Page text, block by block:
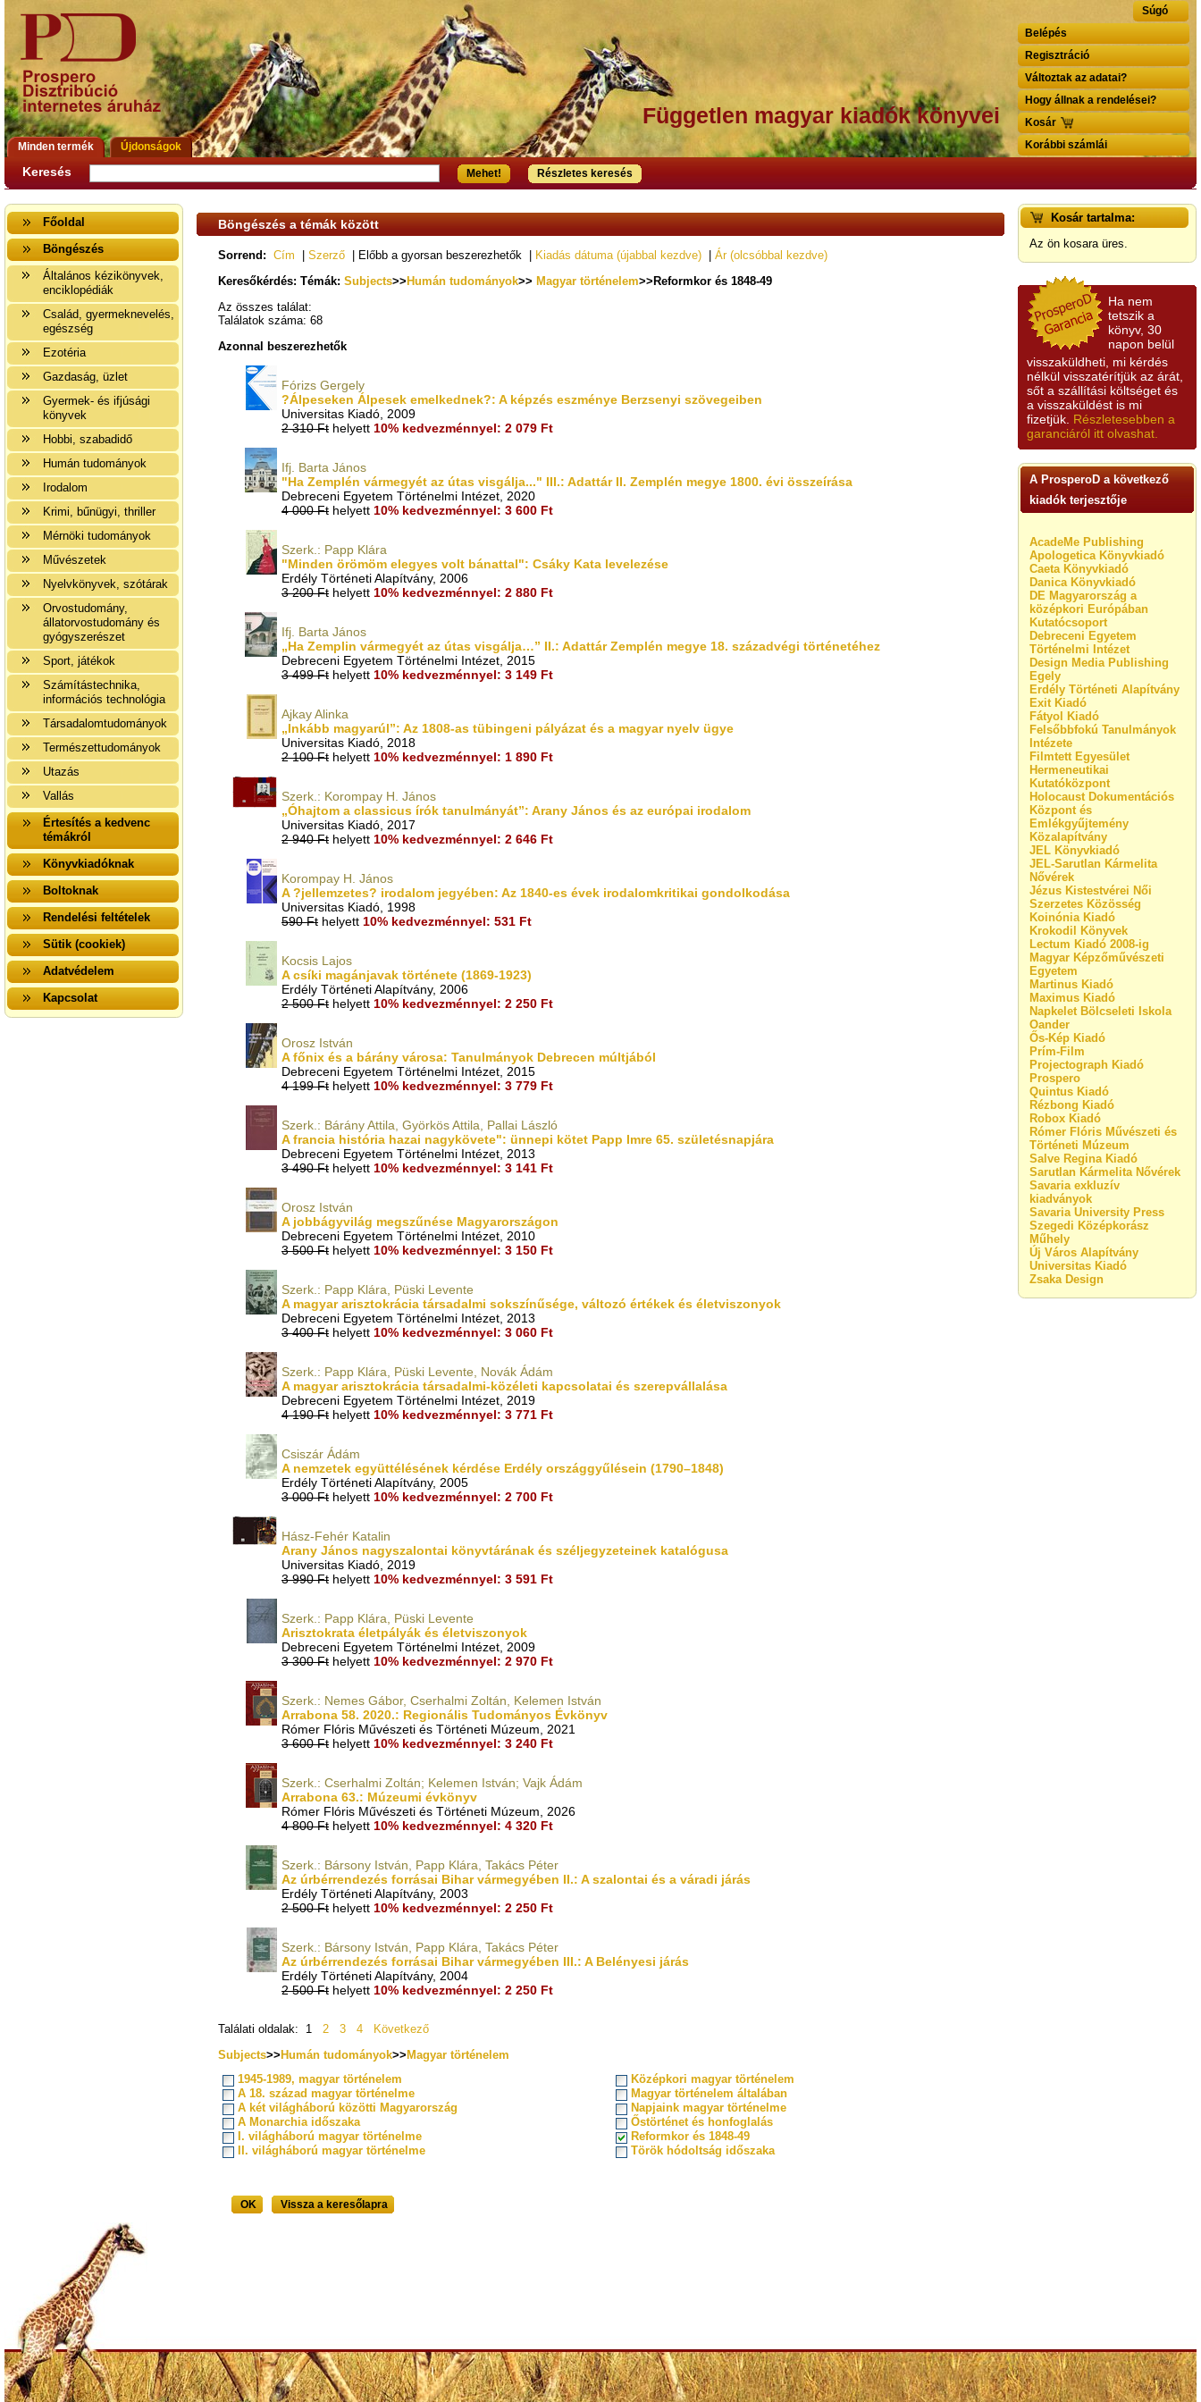
Súgó
Belépés
Regisztráció
Változtak az adatai?
Hogy állnak a rendelései?
Kosár
Korábbi számlái
Független magyar kiadók könyvei
Minden termék Újdonságok
Keresés Mehet! Részletes keresés
Főoldal
Böngészés
Általános kézikönyvek,
enciklopédiák
Család, gyermeknevelés,
egészség
Ezotéria
Gazdaság, üzlet
Gyermek- és ifjúsági
könyvek
Hobbi, szabadidő
Humán tudományok
Irodalom
Krimi, bűnügyi, thriller
Mérnöki tudományok
Művészetek
Nyelvkönyvek, szótárak
Orvostudomány,
állatorvostudomány és
gyógyszerészet
Sport, játékok
Számítástechnika,
információs technológia
Társadalomtudományok
Természettudományok
Utazás
Vallás
Értesítés a kedvenc
témákról
Könyvkiadóknak
Boltoknak
Rendelési feltételek
Sütik (cookiek)
Adatvédelem
Kapcsolat
Kosár tartalma:
Az ön kosara üres.
Ha nem
tetszik a
könyv, 30
napon belül
visszaküldheti, mi kérdés
nélkül visszatérítjük az árát,
sőt a szállítási költséget és
a visszaküldést is mi
fizetjük. Részletesebben a
garanciáról itt olvashat.
A ProsperoD a következő
kiadók terjesztője
AcadeMe Publishing
Apologetica Könyvkiadó
Caeta Könyvkiadó
Danica Könyvkiadó
DE Magyarország a
középkori Európában
Kutatócsoport
Debreceni Egyetem
Történelmi Intézet
Design Media Publishing
Egely
Erdély Történeti Alapítvány
Exit Kiadó
Fátyol Kiadó
Felsőbbfokú Tanulmányok
Intézete
Filmtett Egyesület
Hermeneutikai
Kutatóközpont
Holocaust Dokumentációs
Központ és
Emlékgyűjtemény
Közalapítvány
JEL Könyvkiadó
JEL-Sarutlan Kármelita
Nővérek
Jézus Kistestvérei Női
Szerzetes Közösség
Koinónia Kiadó
Krokodil Könyvek
Lectum Kiadó 2008-ig
Magyar Képzőművészeti
Egyetem
Martinus Kiadó
Maximus Kiadó
Napkelet Bölcseleti Iskola
Oander
Ős-Kép Kiadó
Prím-Film
Projectograph Kiadó
Prospero
Quintus Kiadó
Rézbong Kiadó
Robox Kiadó
Rómer Flóris Művészeti és
Történeti Múzeum
Salve Regina Kiadó
Sarutlan Kármelita Nővérek
Savaria exkluzív
kiadványok
Savaria University Press
Szegedi Középkorász
Műhely
Új Város Alapítvány
Universitas Kiadó
Zsaka Design
Böngészés a témák között
Sorrend: Cím Szerző | Előbb a gyorsan beszerezhetők | Kiadás dátuma (újabbal kezdve)
Ár (olcsóbbal kezdve)
Keresőkérdés: Témák: Subjects>> Humán tudományok>> Magyar történelem>>Reformkor és 1848-49
Az összes találat:
Találatok száma: 68
Azonnal beszerezhetők
Fórizs Gergely
?Álpeseken Álpesek emelkednek?: A képzés eszménye Berzsenyi szövegeiben
Universitas Kiadó, 2009
2 310 Ft helyett 10% kedvezménnyel: 2 079 Ft
Ifj. Barta János
"Ha Zemplén vármegyét az útas visgálja..." III.: Adattár II. Zemplén megye 1800. évi összeírása
Debreceni Egyetem Történelmi Intézet, 2020
4 000 Ft helyett 10% kedvezménnyel: 3 600 Ft
Szerk.: Papp Klára
"Minden örömöm elegyes volt bánattal": Csáky Kata levelezése
Erdély Történeti Alapítvány, 2006
3 200 Ft helyett 10% kedvezménnyel: 2 880 Ft
Ifj. Barta János
„Ha Zemplin vármegyét az útas visgálja…” II.: Adattár Zemplén megye 18. századvégi történetéhez
Debreceni Egyetem Történelmi Intézet, 2015
3 499 Ft helyett 10% kedvezménnyel: 3 149 Ft
Ajkay Alinka
„Inkább magyarúl”: Az 1808-as tübingeni pályázat és a magyar nyelv ügye
Universitas Kiadó, 2018
2 100 Ft helyett 10% kedvezménnyel: 1 890 Ft
Szerk.: Korompay H. János
„Óhajtom a classicus írók tanulmányát”: Arany János és az európai irodalom
Universitas Kiadó, 2017
2 940 Ft helyett 10% kedvezménnyel: 2 646 Ft
Korompay H. János
A ?jellemzetes? irodalom jegyében: Az 1840-es évek irodalomkritikai gondolkodása
Universitas Kiadó, 1998
590 Ft helyett 10% kedvezménnyel: 531 Ft
Kocsis Lajos
A csíki magánjavak története (1869-1923)
Erdély Történeti Alapítvány, 2006
2 500 Ft helyett 10% kedvezménnyel: 2 250 Ft
Orosz István
A főnix és a bárány városa: Tanulmányok Debrecen múltjából
Debreceni Egyetem Történelmi Intézet, 2015
4 199 Ft helyett 10% kedvezménnyel: 3 779 Ft
Szerk.: Bárány Attila, Györkös Attila, Pallai László
A francia história hazai nagykövete": ünnepi kötet Papp Imre 65. születésnapjára
Debreceni Egyetem Történelmi Intézet, 2013
3 490 Ft helyett 10% kedvezménnyel: 3 141 Ft
Orosz István
A jobbágyvilág megszűnése Magyarországon
Debreceni Egyetem Történelmi Intézet, 2010
3 500 Ft helyett 10% kedvezménnyel: 3 150 Ft
Szerk.: Papp Klára, Püski Levente
A magyar arisztokrácia társadalmi sokszínűsége, változó értékek és életviszonyok
Debreceni Egyetem Történelmi Intézet, 2013
3 400 Ft helyett 10% kedvezménnyel: 3 060 Ft
Szerk.: Papp Klára, Püski Levente, Novák Ádám
A magyar arisztokrácia társadalmi-közéleti kapcsolatai és szerepvállalása
Debreceni Egyetem Történelmi Intézet, 2019
4 190 Ft helyett 10% kedvezménnyel: 3 771 Ft
Csiszár Ádám
A nemzetek együttélésének kérdése Erdély országgyűlésein (1790–1848)
Erdély Történeti Alapítvány, 2005
3 000 Ft helyett 10% kedvezménnyel: 2 700 Ft
Hász-Fehér Katalin
Arany János nagyszalontai könyvtárának és széljegyzeteinek katalógusa
Universitas Kiadó, 2019
3 990 Ft helyett 10% kedvezménnyel: 3 591 Ft
Szerk.: Papp Klára, Püski Levente
Arisztokrata életpályák és életviszonyok
Debreceni Egyetem Történelmi Intézet, 2009
3 300 Ft helyett 10% kedvezménnyel: 2 970 Ft
Szerk.: Nemes Gábor, Cserhalmi Zoltán, Kelemen István
Arrabona 58. 2020.: Regionális Tudományos Évkönyv
Rómer Flóris Művészeti és Történeti Múzeum, 2021
3 600 Ft helyett 10% kedvezménnyel: 3 240 Ft
Szerk.: Cserhalmi Zoltán; Kelemen István; Vajk Ádám
Arrabona 63.: Múzeumi évkönyv
Rómer Flóris Művészeti és Történeti Múzeum, 2026
4 800 Ft helyett 10% kedvezménnyel: 4 320 Ft
Szerk.: Bársony István, Papp Klára, Takács Péter
Az úrbérrendezés forrásai Bihar vármegyében II.: A szalontai és a váradi járás
Erdély Történeti Alapítvány, 2003
2 500 Ft helyett 10% kedvezménnyel: 2 250 Ft
Szerk.: Bársony István, Papp Klára, Takács Péter
Az úrbérrendezés forrásai Bihar vármegyében III.: A Belényesi járás
Erdély Történeti Alapítvány, 2004
2 500 Ft helyett 10% kedvezménnyel: 2 250 Ft
Találati oldalak: 1 2 3 4
Következő
Subjects>> Humán tudományok>> Magyar történelem
1945-1989, magyar történelem
Középkori magyar történelem
A 18. század magyar történelme
Magyar történelem általában
A két világháború közötti Magyarország
Napjaink magyar történelme
A Monarchia időszaka
Őstörténet és honfoglalás
I. világháború magyar történelme
Reformkor és 1848-49
II. világháború magyar történelme
Török hódoltság időszaka
OK Vissza a keresőlapra